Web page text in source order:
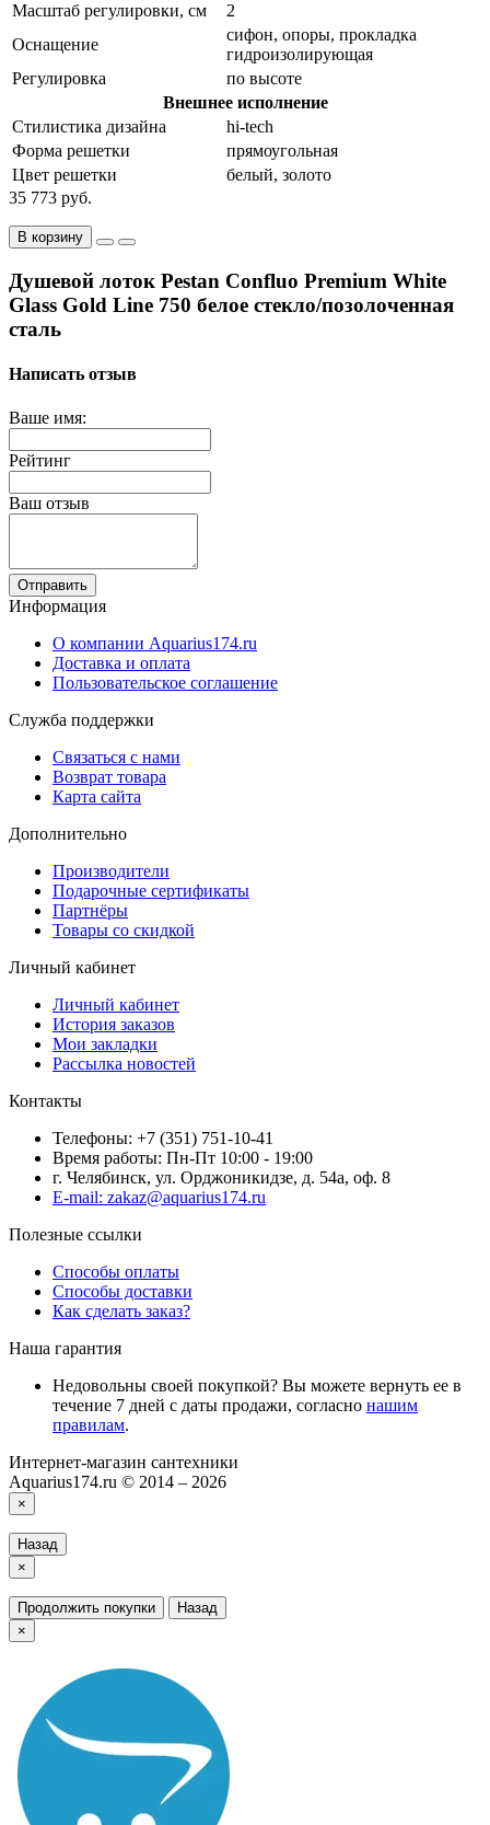
Масштаб регулировки, см
2
Оснащение
сифон, опоры, прокладка
гидроизолирующая
Регулировка
по высоте
Внешнее исполнение
Стилистика дизайна
hi-tech
Форма решетки
прямоугольная
Цвет решетки
белый, золото
35 773 руб.
В корзину
Душевой лоток Pestan Confluo Premium White
Glass Gold Line 750 белое стекло/позолоченная
сталь
Написать отзыв
Ваше имя:
Рейтинг
Ваш отзыв
Отправить
Информация
О компании Aquarius174.ru
Доставка и оплата
Пользовательское соглашение
Служба поддержки
Связаться с нами
Возврат товара
Карта сайта
Дополнительно
Производители
Подарочные сертификаты
Партнёры
Товары со скидкой
Личный кабинет
Личный кабинет
История заказов
Мои закладки
Рассылка новостей
Контакты
Телефоны: +7 (351) 751-10-41
Время работы: Пн-Пт 10:00 - 19:00
г. Челябинск, ул. Орджоникидзе, д. 54а, оф. 8
E-mail: zakaz@aquarius174.ru
Полезные ссылки
Способы оплаты
Способы доставки
Как сделать заказ?
Наша гарантия
Недовольны своей покупкой? Вы можете вернуть ее в
течение 7 дней с даты продажи, согласно нашим
правилам.
Интернет-магазин сантехники
Aquarius174.ru © 2014 – 2026
×
Назад
×
Продолжить покупки
Назад
×